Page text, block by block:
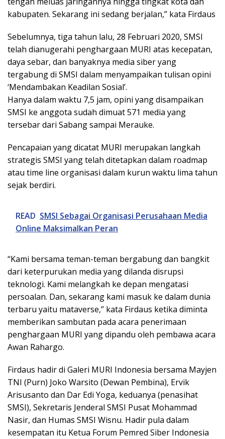
kabupaten. Sekarang ini sedang berjalan,” kata Firdaus
Sebelumnya, tiga tahun lalu, 28 Februari 2020, SMSI
telah dianugerahi penghargaan MURI atas kecepatan,
daya sebar, dan banyaknya media siber yang
tergabung di SMSI dalam menyampaikan tulisan opini
‘Mendambakan Keadilan Sosial’.
Hanya dalam waktu 7,5 jam, opini yang disampaikan
SMSI ke anggota sudah dimuat 571 media yang
tersebar dari Sabang sampai Merauke.
Pencapaian yang dicatat MURI merupakan langkah
strategis SMSI yang telah ditetapkan dalam roadmap
atau time line organisasi dalam kurun waktu lima tahun
sejak berdiri.
READ SMSI Sebagai Organisasi Perusahaan Media
Online Maksimalkan Peran
“Kami bersama teman-teman bergabung dan bangkit
dari keterpurukan media yang dilanda disrupsi
teknologi. Kami melangkah ke depan mengatasi
persoalan. Dan, sekarang kami masuk ke dalam dunia
terbaru yaitu mataverse,” kata Firdaus ketika diminta
memberikan sambutan pada acara penerimaan
penghargaan MURI yang dipandu oleh pembawa acara
Awan Rahargo.
Firdaus hadir di Galeri MURI Indonesia bersama Mayjen
TNI (Purn) Joko Warsito (Dewan Pembina), Ervik
Arisusanto dan Dar Edi Yoga, keduanya (penasihat
SMSI), Sekretaris Jenderal SMSI Pusat Mohammad
Nasir, dan Humas SMSI Wisnu. Hadir pula dalam
kesempatan itu Ketua Forum Pemred Siber Indonesia